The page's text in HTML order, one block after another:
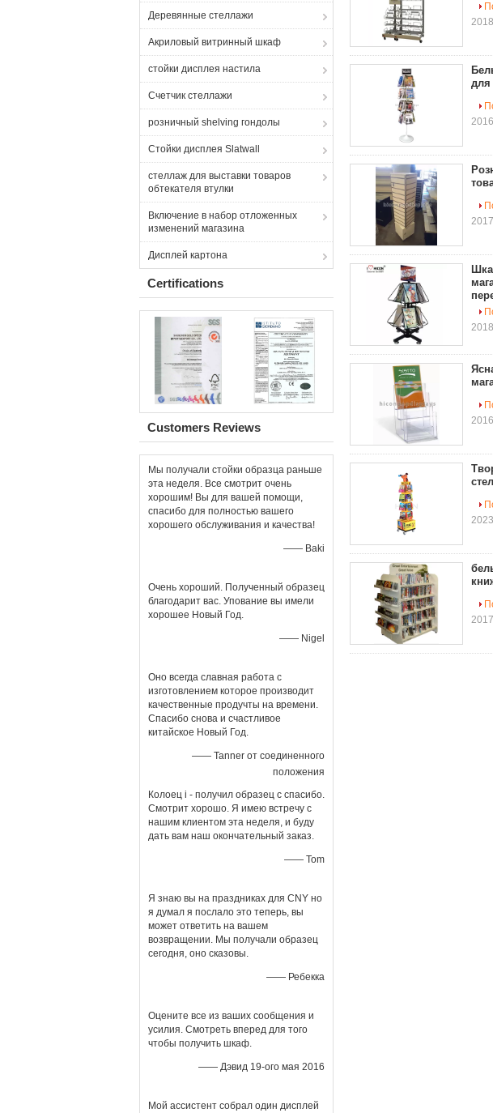
Деревянные стеллажи
Акриловый витринный шкаф
стойки дисплея настила
Счетчик стеллажи
розничный shelving гондолы
Стойки дисплея Slatwall
стеллаж для выставки товаров
обтекателя втулки
Включение в набор отложенных
изменений магазина
Дисплей картона
Certifications
Customers Reviews
Мы получали стойки образца раньше
эта неделя. Все смотрит очень
хорошим! Вы для вашей помощи,
спасибо для полностью вашего
хорошего обслуживания и качества!
—— Baki
Очень хороший. Полученный образец
благодарит вас. Упование вы имели
хорошее Новый Год.
—— Nigel
Оно всегда славная работа с
изготовлением которое производит
качественные продучты на времени.
Спасибо снова и счастливое
китайское Новый Год.
—— Tanner от соединенного
положения
Колоец i - получил образец с спасибо.
Смотрит хорошо. Я имею встречу с
нашим клиентом эта неделя, и буду
дать вам наш окончательный заказ.
—— Tom
Я знаю вы на праздниках для CNY но
я думал я послало это теперь, вы
может ответить на вашем
возвращении. Мы получали образец
сегодня, оно сказовы.
—— Ребекка
Оцените все из ваших сообщения и
усилия. Смотреть вперед для того
чтобы получить шкаф.
—— Дэвид 19-ого мая 2016
Мой ассистент собрал один дисплей
для